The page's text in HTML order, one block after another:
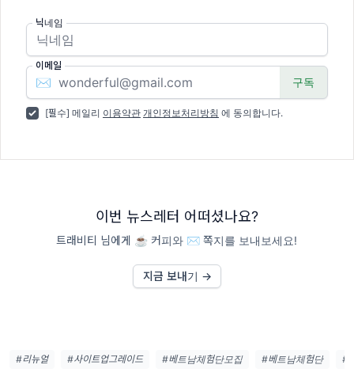
닉네임
이메일
✉️
[필수] 메일리 이용약관 개인정보처리방침 에 동의합니다.
이번 뉴스레터 어떠셨나요?
트래비티 님에게 ☕️ 커피와 ✉️ 쪽지를 보내보세요!
지금 보내기 →
#리뉴얼 #사이트업그레이드 #베트남체험단모집 #베트남체험단 #